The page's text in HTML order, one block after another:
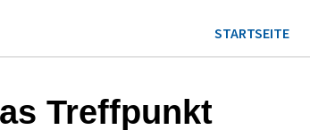
STARTSEITE
Treffpunkt